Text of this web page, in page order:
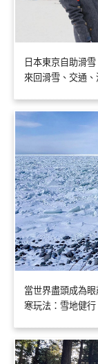
日本東京自助滑
來回滑雪、交通、
當世界盡頭成為
寒玩法：雪地健